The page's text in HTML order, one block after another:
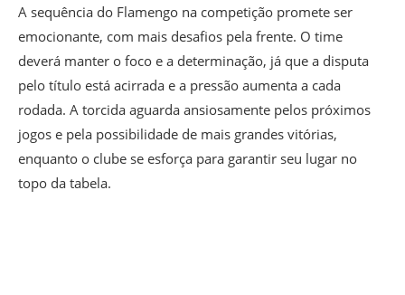
A sequência do Flamengo na competição promete ser
emocionante, com mais desafios pela frente. O time
deverá manter o foco e a determinação, já que a disputa
pelo título está acirrada e a pressão aumenta a cada
rodada. A torcida aguarda ansiosamente pelos próximos
jogos e pela possibilidade de mais grandes vitórias,
enquanto o clube se esforça para garantir seu lugar no
topo da tabela.